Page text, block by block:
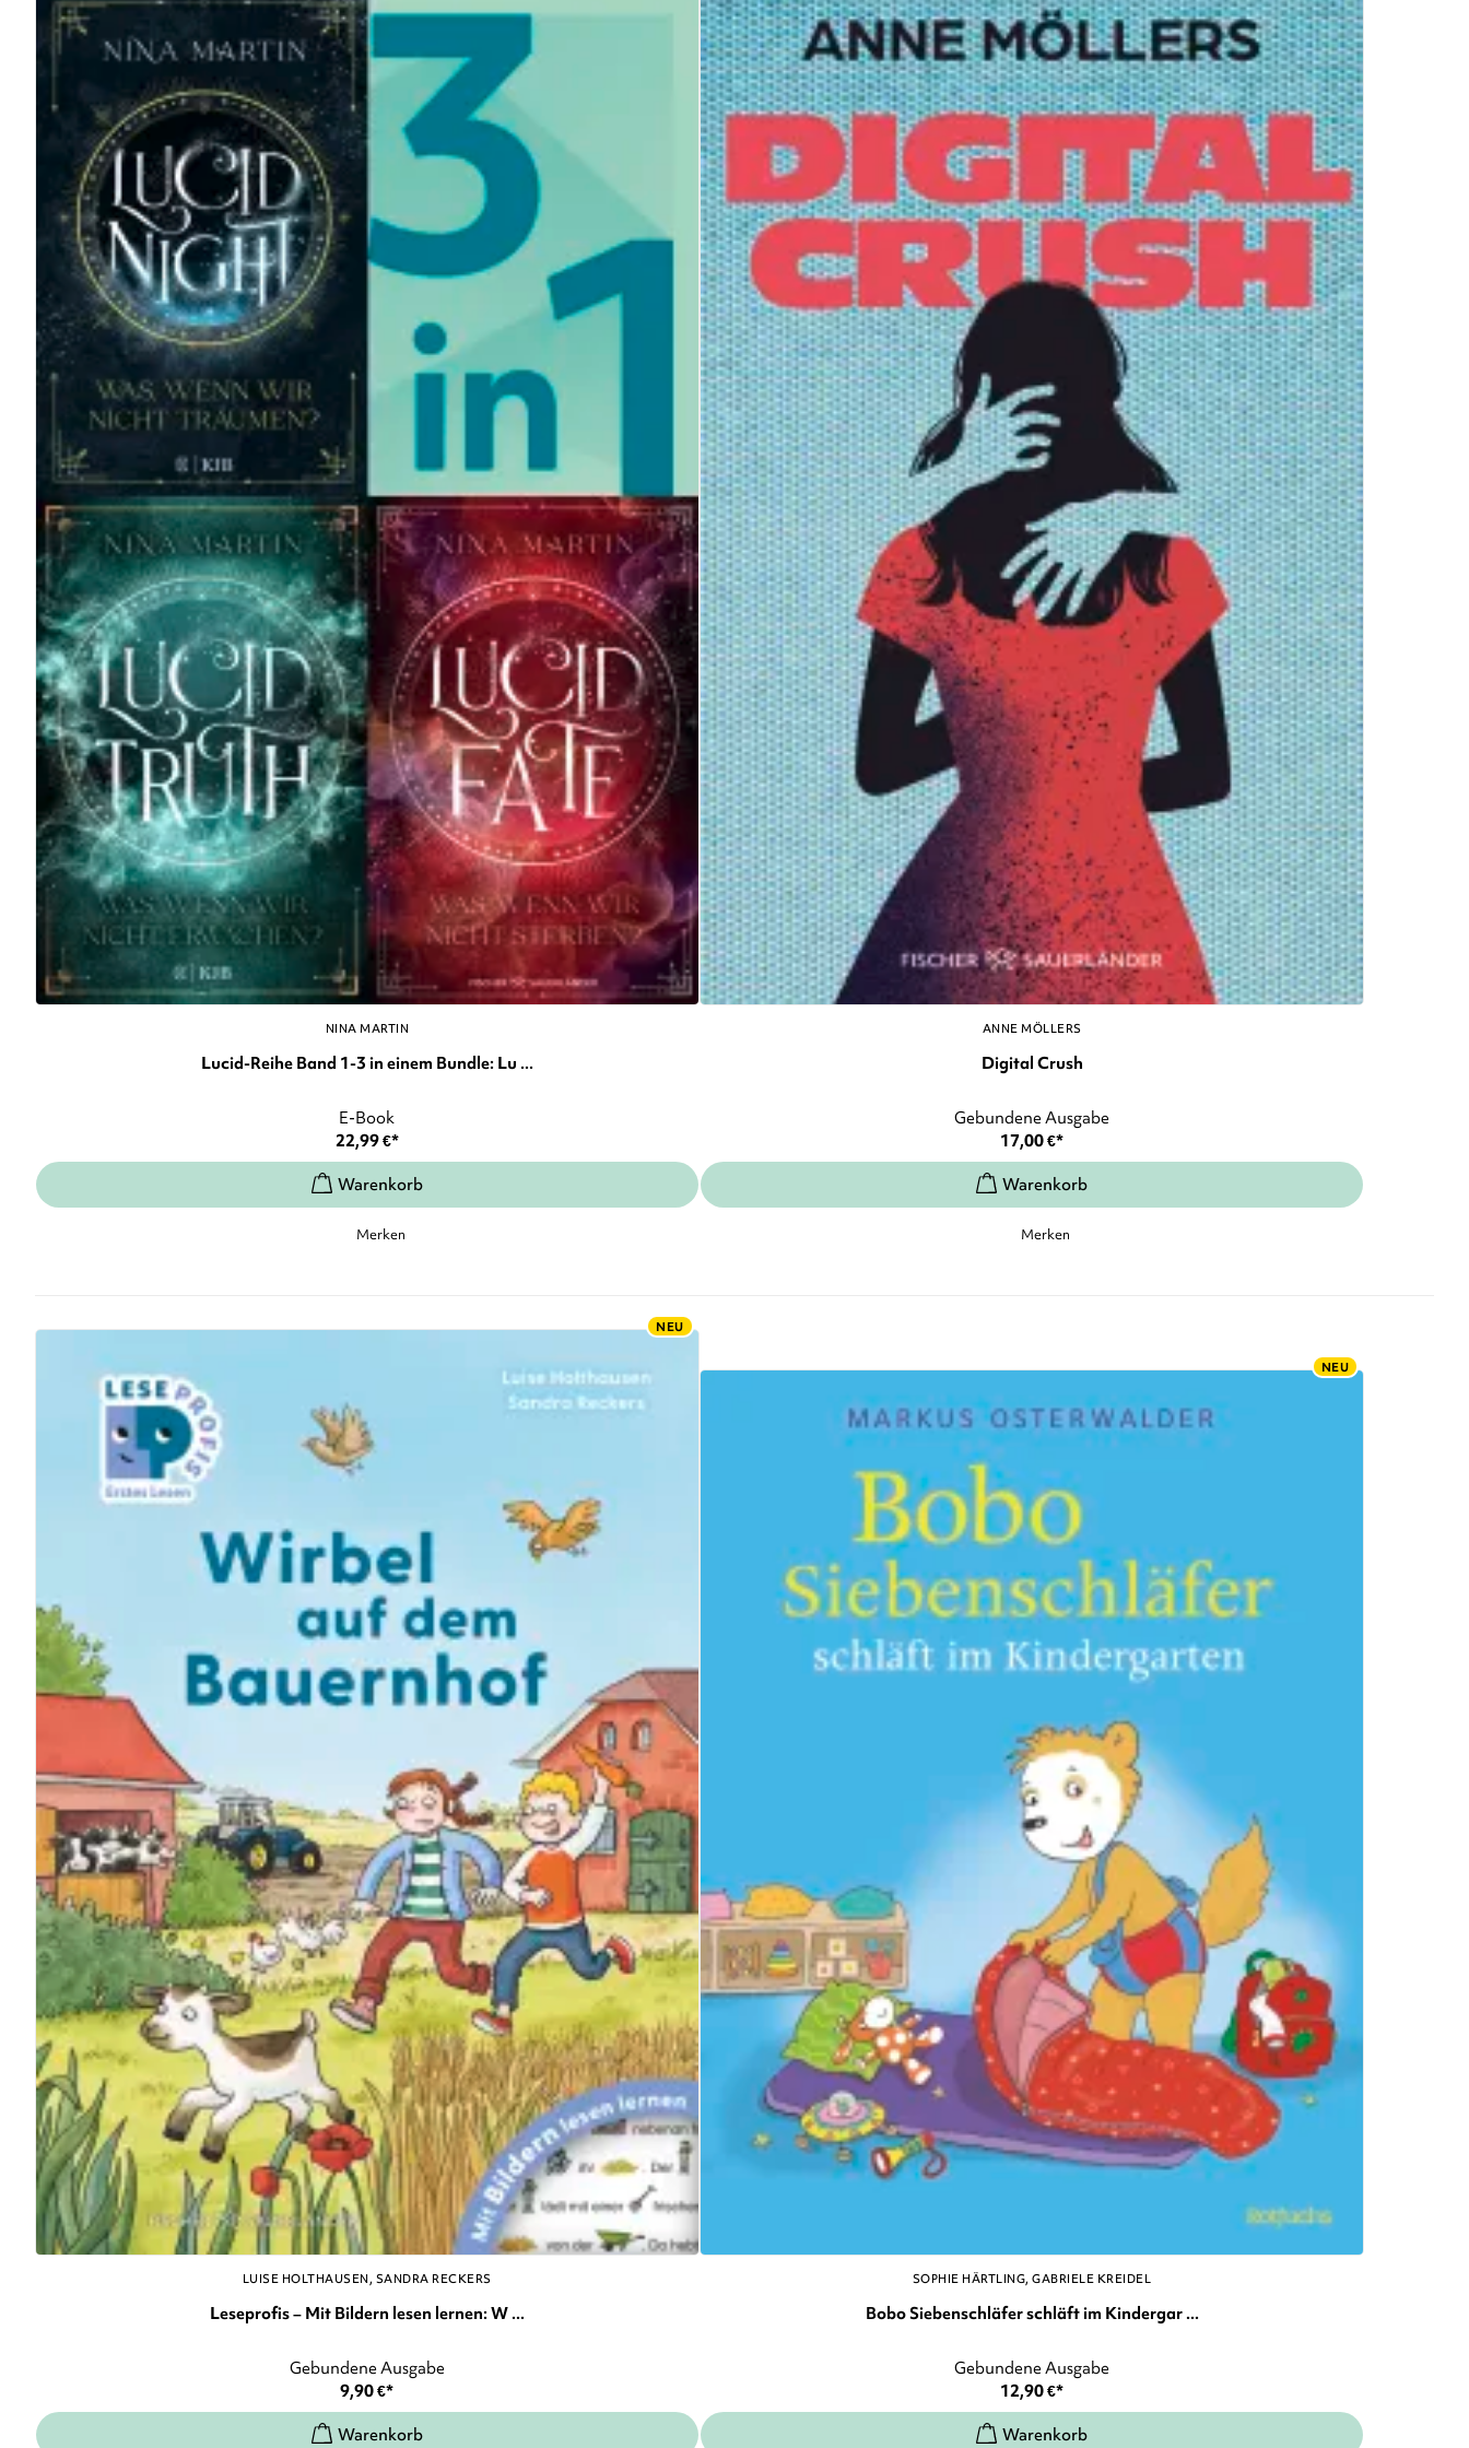
NINA MARTIN
Lucid-Reihe Band 1-3 in einem Bundle: Lu ...
E-Book
22,99€*
Merken
ANNE MÖLLERS
Digital Crush
Gebundene Ausgabe
17,00€*
Merken
NEU
LUISE HOLTHAUSEN SANDRA RECKERS
Leseprofis – Mit Bildern lesen lernen: W ...
Gebundene Ausgabe
9,90€*
NEU
SOPHIE HÄRTLING GABRIELE KREIDEL
Bobo Siebenschläfer schläft im Kindergar ...
Gebundene Ausgabe
12,90€*